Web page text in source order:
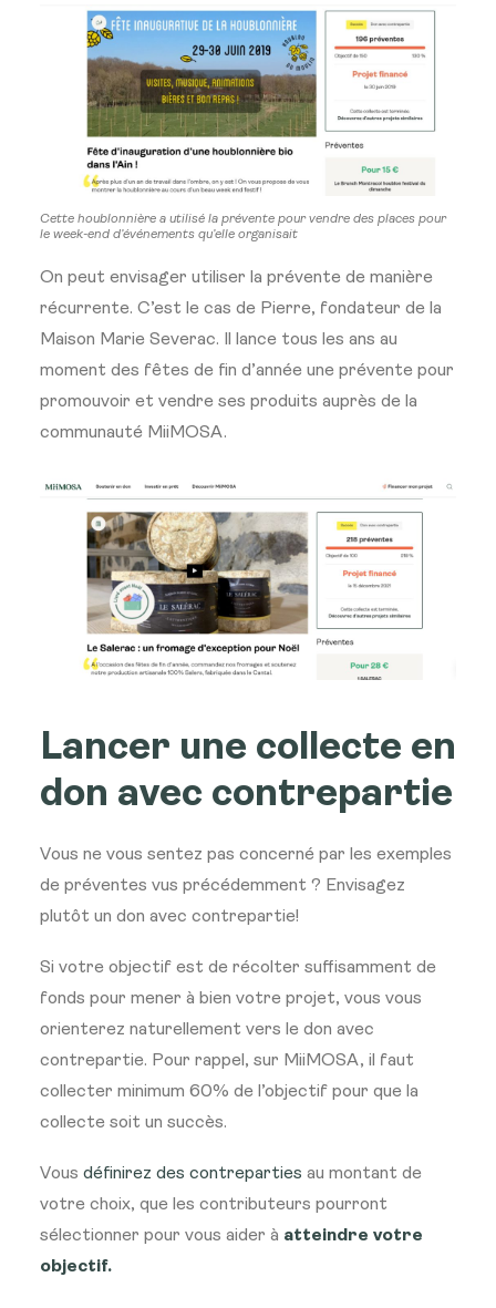
Cette houblonnière a utilisé la prévente pour vendre des places pour
le week-end d’événements qu’elle organisait
On peut envisager utiliser la prévente de manière
récurrente. C’est le cas de Pierre, fondateur de la
Maison Marie Severac. Il lance tous les ans au
moment des fêtes de fin d’année une prévente pour
promouvoir et vendre ses produits auprès de la
communauté MiiMOSA.
Lancer une collecte en
don avec contrepartie
Vous ne vous sentez pas concerné par les exemples
de préventes vus précédemment ? Envisagez
plutôt un don avec contrepartie!
Si votre objectif est de récolter suffisamment de
fonds pour mener à bien votre projet, vous vous
orienterez naturellement vers le don avec
contrepartie. Pour rappel, sur MiiMOSA, il faut
collecter minimum 60% de l’objectif pour que la
collecte soit un succès.
Vous définirez des contreparties au montant de
votre choix, que les contributeurs pourront
sélectionner pour vous aider à atteindre votre
objectif.